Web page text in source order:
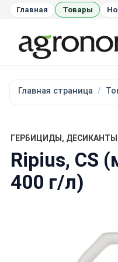
Главная Товары
Главная страница
ГЕРБИЦИДЫ, ДЕСИКАНТЫ
Ripius, CS
400 г/л)